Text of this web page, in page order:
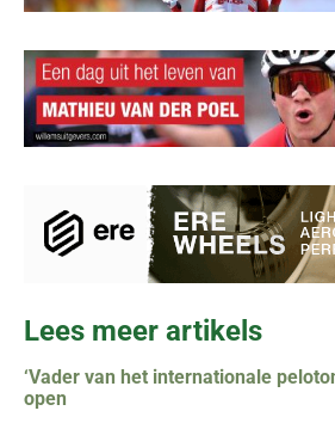
Lees meer artikels
‘Vader van het internationale
open